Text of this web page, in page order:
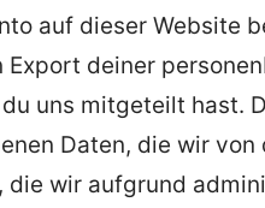
auf dieser Website
Export deiner
uns mitgeteilt hast.
Daten, die wir
die wir aufgrund